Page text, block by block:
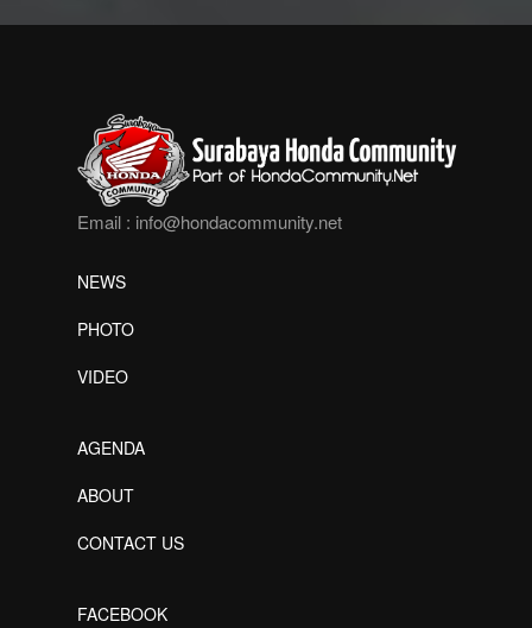
Email : info@hondacommunity.net
NEWS
PHOTO
VIDEO
AGENDA
ABOUT
CONTACT US
FACEBOOK